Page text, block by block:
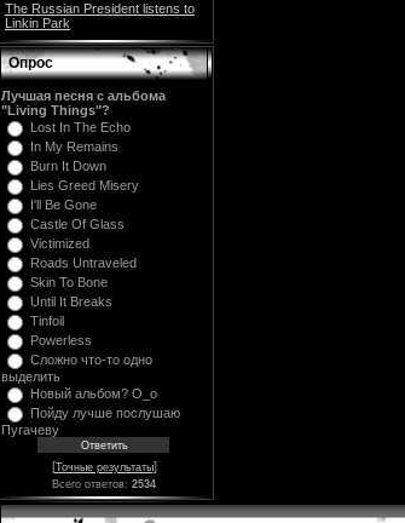
The Russian President listens to
Linkin Park
Опрос
Лучшая песня с альбома
"Living Things"?
Lost In The Echo
In My Remains
Burn It Down
Lies Greed Misery
I'll Be Gone
Castle Of Glass
Victimized
Roads Untraveled
Skin To Bone
Until It Breaks
Tinfoil
Powerless
Сложно что-то одно
выделить
Новый альбом? O_o
Пойду лучше послушаю
Пугачеву
[Точные результаты]
Всего ответов: 2534